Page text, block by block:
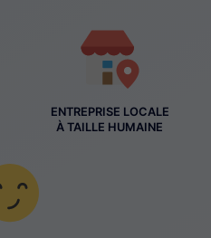
ENTREPRISE LOCALE
À TAILLE HUMAINE